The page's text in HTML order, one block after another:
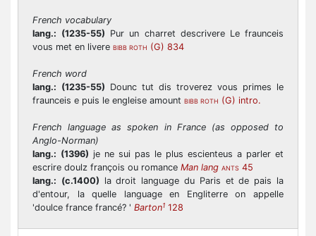
French vocabulary
lang.: (1235-55) Pur un charret descrivere Le fraunceis
vous met en livere BIBB ROTH (G) 834
French word
lang.: (1235-55) Dounc tut dis troverez vous primes le
fraunceis e puis le engleise amount BIBB ROTH (G) intro.
French language as spoken in France (as opposed to
Anglo-Norman)
lang.: (1396) je ne sui pas le plus escienteus a parler et
escrire doulz françois ou romance Man lang ANTS 45
lang.: (c.1400) la droit language du Paris et de pais la
d'entour, la quelle language en Engliterre on appelle
'doulce france francé? ' Barton1 128